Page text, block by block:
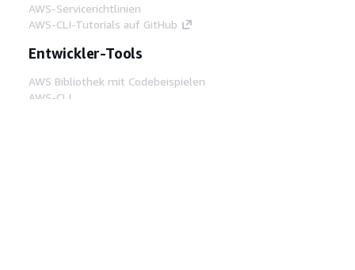
AWS-Servicerichtlinien
AWS-CLI-Tutorials auf GitHub
Entwickler-Tools
AWS Bibliothek mit Codebeispielen
AWS-CLI